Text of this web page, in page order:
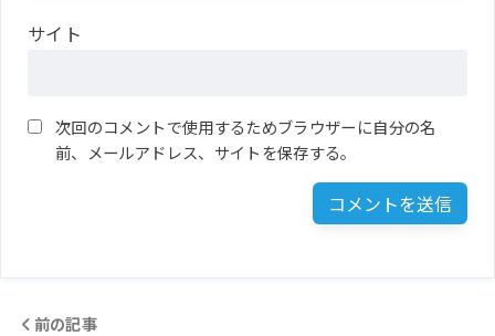
サイト
次回のコメントで使用するためブラウザーに自分の名
前、メールアドレス、サイトを保存する。
前の記事